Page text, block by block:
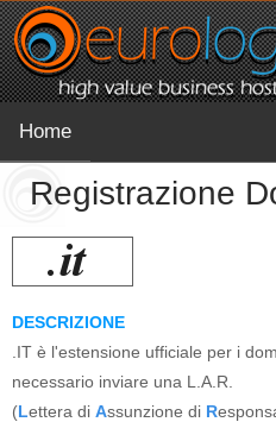
Home
Registrazione
DESCRIZIONE
.IT è l'estensione ufficiale per i
necessario inviare una L.A.R.
(Lettera di Assunzione di R